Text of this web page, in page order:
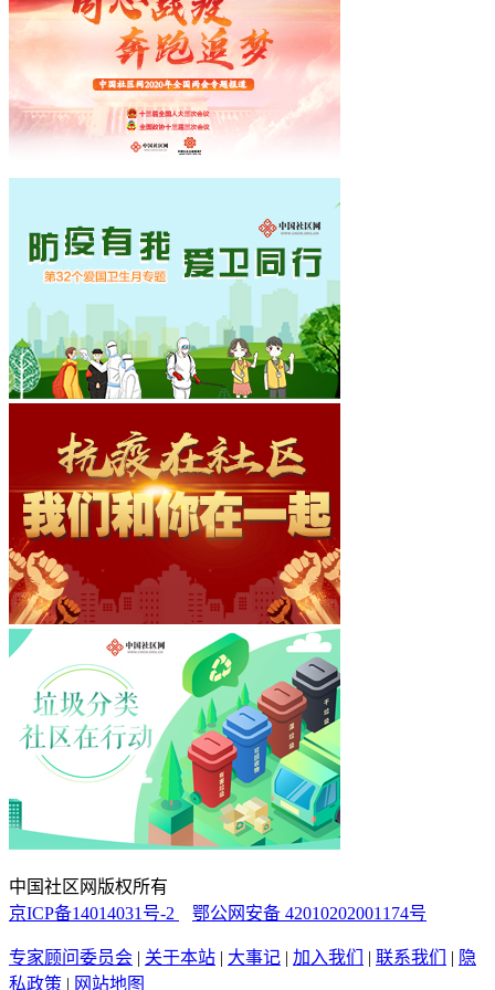
中国社区网版权所有
京ICP备14014031号-2
鄂公网安备 42010202001174号
专家顾问委员会 | 关于本站 | 大事记 | 加入我们 | 联系我们 | 隐
私政策 | 网站地图